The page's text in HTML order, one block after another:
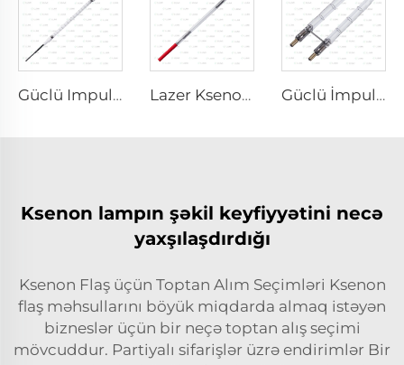
Güclü Impuls Germisid Lampa L3031 – 8×130×165 mm (Nağmalı) Lazer Ksenon Lampa L1921 - 7×60×125 mm Güclü İmpuls Bakterisid Lampa L1890U – 9×40×140U mm
Ksenon lampın şəkil keyfiyyətini necə
yaxşılaşdırdığı
Ksenon Flaş üçün Toptan Alım Seçimləri Ksenon
flaş məhsullarını böyük miqdarda almaq istəyən
bizneslər üçün bir neçə toptan alış seçimi
mövcuddur. Partiyalı sifarişlər üzrə endirimlər Bir